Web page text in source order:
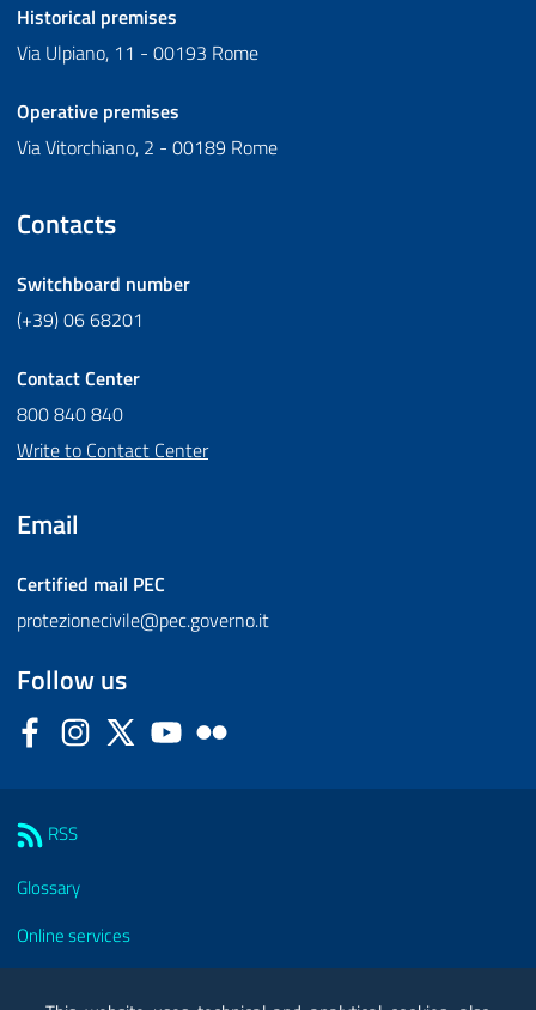
Historical premises
Via Ulpiano, 11 - 00193 Rome
Operative premises
Via Vitorchiano, 2 - 00189 Rome
Contacts
Switchboard number
(+39) 06 68201
Contact Center
800 840 840
Write to Contact Center
Email
Certified mail PEC
protezionecivile@pec.governo.it
Follow us
FacebookInstagram
Twitter YouTube
RSS
Glossary
Online services